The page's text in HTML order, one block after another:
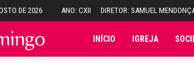
DE 2026 ANO: CXII DIRETOR: SAMUEL
Folha INÍCIO IGREJA